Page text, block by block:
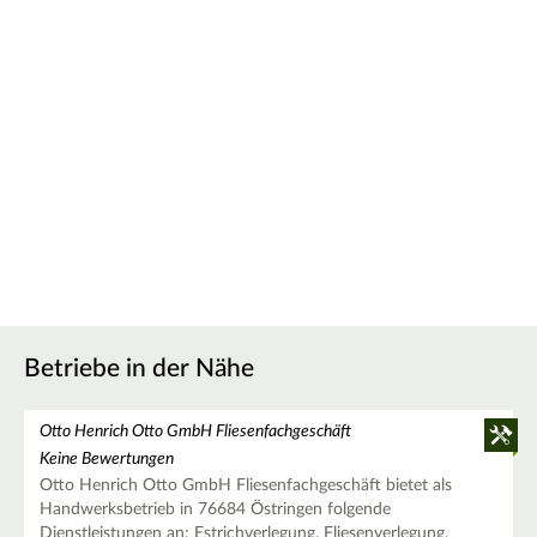
Betriebe in der Nähe
Otto Henrich Otto GmbH Fliesenfachgeschäft
Keine Bewertungen
Otto Henrich Otto GmbH Fliesenfachgeschäft bietet als
Handwerksbetrieb in 76684 Östringen folgende
Dienstleistungen an: Estrichverlegung, Fliesenverlegung,